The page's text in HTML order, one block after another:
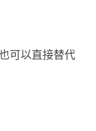
可以直接替代